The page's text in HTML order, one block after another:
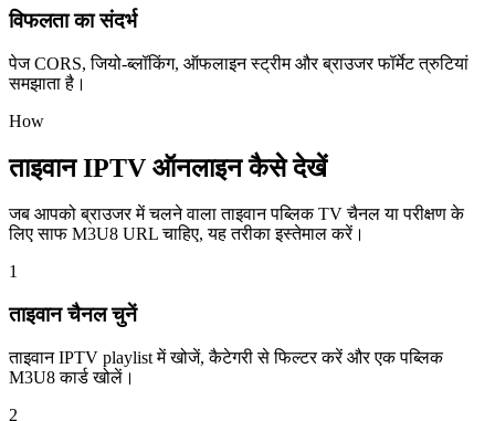
विफलता का संदर्भ
पेज CORS, जियो-ब्लॉकिंग, ऑफलाइन स्ट्रीम और ब्राउजर फॉर्मेट त्रुटियां
समझाता है।
How
ताइवान IPTV ऑनलाइन कैसे देखें
जब आपको ब्राउजर में चलने वाला ताइवान पब्लिक TV चैनल या परीक्षण के
लिए साफ M3U8 URL चाहिए, यह तरीका इस्तेमाल करें।
1
ताइवान चैनल चुनें
ताइवान IPTV playlist में खोजें, कैटेगरी से फिल्टर करें और एक पब्लिक
M3U8 कार्ड खोलें।
2